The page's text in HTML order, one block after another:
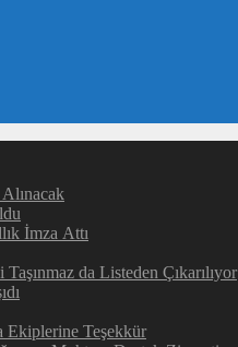
İmza Attı
da Listeden Çıkarılıyor
Teşekkür